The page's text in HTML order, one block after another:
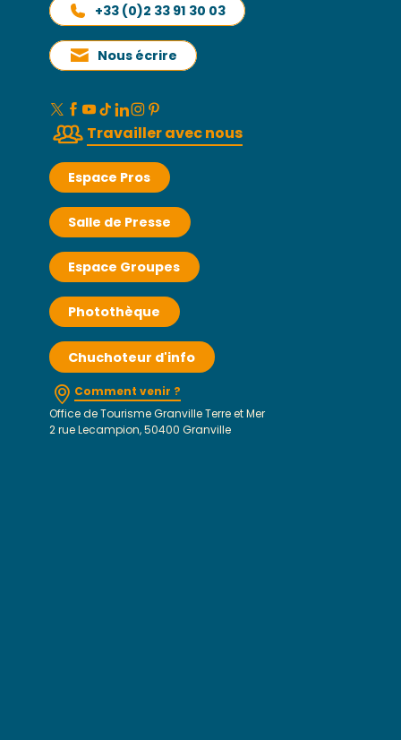
+33 (0)2 33 91 30 03
Nous écrire
Travailler avec nous
Espace Pros
Salle de Presse
Espace Groupes
Photothèque
Chuchoteur d'info
Comment venir ?
Office de Tourisme Granville Terre et Mer
2 rue Lecampion, 50400 Granville